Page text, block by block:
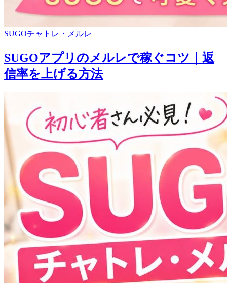
SUGOチャトレ・メルレ
SUGOアプリのメルレで稼ぐコツ｜返
信率を上げる方法